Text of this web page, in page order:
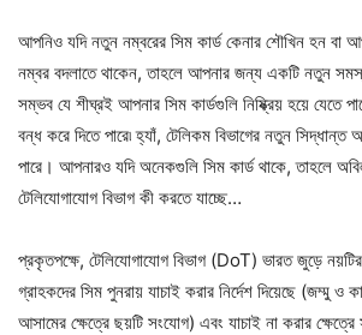
আপনিও যদি নতুন নম্বরের সিম কার্ড কেনার শৌখিন হন বা
নম্বর বদলাতে থাকেন, তাহলে আপনার জন্য একটি নতুন
সম্ভব যে শীঘ্রই আপনার সিম কার্ডগুলি নিষ্ক্রিয় হয়ে যেতে
বন্ধ করে দিতে পারে৷ হ্যাঁ, টেলিকম বিভাগের নতুন
পারে। আপনারও যদি অনেকগুলি সিম কার্ড থাকে, তাহলে
টেলিযোগাযোগ বিভাগ কী করতে যাচ্ছে…
প্রকৃতপক্ষে, টেলিযোগাযোগ বিভাগ (DoT) ভারত জুড়ে
গ্রাহকদের সিম পুনরায় যাচাই করার নির্দেশ দিয়েছে (জম্মু ও
আসামের ক্ষেত্রে ছয়টি সংযোগ) এবং যাচাই না করার ক্ষেত্রে